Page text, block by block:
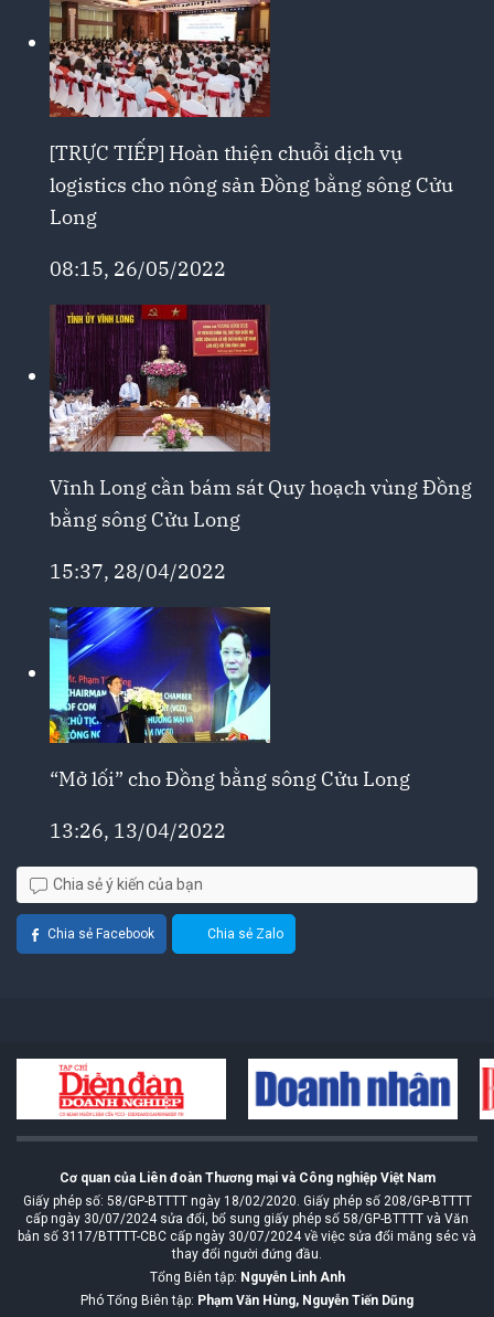
[TRỰC TIẾP] Hoàn thiện chuỗi dịch vụ
logistics cho nông sản Đồng bằng sông Cửu
Long
08:15, 26/05/2022
Vĩnh Long cần bám sát Quy hoạch vùng Đồng
bằng sông Cửu Long
15:37, 28/04/2022
“Mở lối” cho Đồng bằng sông Cửu Long
13:26, 13/04/2022
Chia sẻ ý kiến của bạn
Chia sẻ Facebook Chia sẻ Zalo
Cơ quan của Liên đoàn Thương mại và Công nghiệp Việt Nam
Giấy phép số: 58/GP-BTTTT ngày 18/02/2020. Giấy phép số 208/GP-BTTTT
cấp ngày 30/07/2024 sửa đổi, bổ sung giấy phép số 58/GP-BTTTT và Văn
bản số 3117/BTTTT-CBC cấp ngày 30/07/2024 về việc sửa đổi măng séc và
thay đổi người đứng đầu.
Tổng Biên tập: Nguyễn Linh Anh
Phó Tổng Biên tập: Phạm Văn Hùng, Nguyễn Tiến Dũng